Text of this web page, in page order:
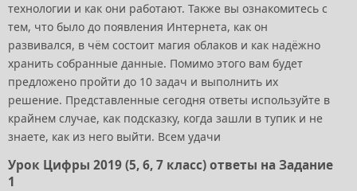
технологии и как они работают. Также вы ознакомитесь с
тем, что было до появления Интернета, как он
развивался, в чём состоит магия облаков и как надёжно
хранить собранные данные. Помимо этого вам будет
предложено пройти до 10 задач и выполнить их
решение. Представленные сегодня ответы используйте в
крайнем случае, как подсказку, когда зашли в тупик и не
знаете, как из него выйти. Всем удачи
Урок Цифры 2019 (5, 6, 7 класс) ответы на Задание
1